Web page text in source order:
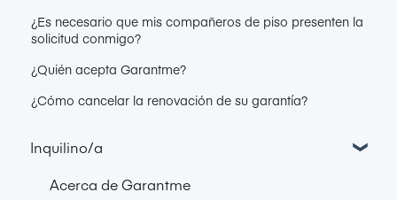
¿Es necesario que mis compañeros de piso presenten la
solicitud conmigo?
¿Quién acepta Garantme?
¿Cómo cancelar la renovación de su garantía?
Inquilino/a
Acerca de Garantme